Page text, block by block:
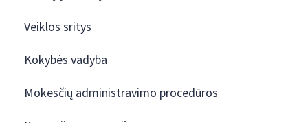
Veiklos sritys
Kokybės vadyba
Mokesčių administravimo procedūros